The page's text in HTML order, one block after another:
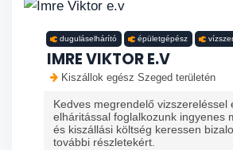
duguláselhárító épületgépész
IMRE VIKTOR E.V
Kiszállok egész Szeged területén
Kedves megrendelő vizszereléssel
elháritással foglalkozunk ingyenes
és kiszállási költség keressen
további részletekért.